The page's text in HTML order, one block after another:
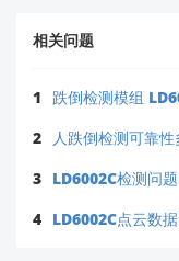
类似检测问题（
解决。建议优先
相关问题
1
跌倒检测模组
2
人跌倒检测可靠
3 LD6002C检测问题
4 LD6002C点云数